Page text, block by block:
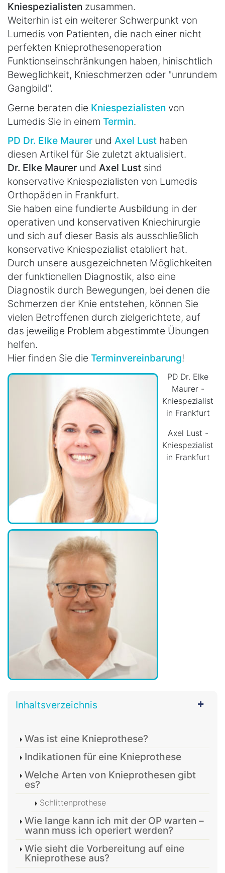
Kniespezialisten zusammen.
Weiterhin ist ein weiterer Schwerpunkt von
Lumedis von Patienten, die nach einer nicht
perfekten Knieprothesenoperation
Funktionseinschränkungen haben, hinischtlich
Beweglichkeit, Knieschmerzen oder "unrundem
Gangbild".
Gerne beraten die Kniespezialisten von
Lumedis Sie in einem Termin.
PD Dr. Elke Maurer und Axel Lust haben
diesen Artikel für Sie zuletzt aktualisiert.
Dr. Elke Maurer und Axel Lust sind
konservative Kniespezialisten von Lumedis
Orthopäden in Frankfurt.
Sie haben eine fundierte Ausbildung in der
operativen und konservativen Kniechirurgie
und sich auf dieser Basis als ausschließlich
konservative Kniespezialist etabliert hat.
Durch unsere ausgezeichneten Möglichkeiten
der funktionellen Diagnostik, also eine
Diagnostik durch Bewegungen, bei denen die
Schmerzen der Knie entstehen, können Sie
vielen Betroffenen durch zielgerichtete, auf
das jeweilige Problem abgestimmte Übungen
helfen.
Hier finden Sie die Terminvereinbarung!
PD Dr. Elke
Maurer -
Kniespezialist
in Frankfurt
Axel Lust -
Kniespezialist
in Frankfurt
Inhaltsverzeichnis
Was ist eine Knieprothese?
Indikationen für eine Knieprothese
Welche Arten von Knieprothesen gibt
es?
Schlittenprothese
Wie lange kann ich mit der OP warten –
wann muss ich operiert werden?
Wie sieht die Vorbereitung auf eine
Knieprothese aus?